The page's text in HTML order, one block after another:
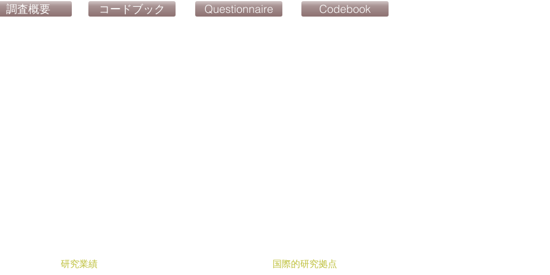
Questionnaire Codebook
調査概要 コードブック
研究業績 国際的研究拠点